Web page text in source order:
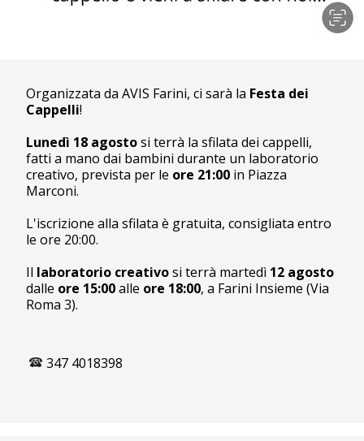
Organizzata da AVIS Farini, ci sarà la Festa dei
Cappelli!
Lunedì 18 agostosi terrà la sfilata dei cappelli,
fatti a mano dai bambini durante un laboratorio
creativo, prevista per le ore 21:00 in Piazza
Marconi.
L'iscrizione alla sfilata è gratuita, consigliata entro
le ore 20:00.
Il laboratorio creativosi terrà martedì 12 agosto
dalle ore 15:00alle ore 18:00, a Farini Insieme (Via
Roma 3).
347 4018398